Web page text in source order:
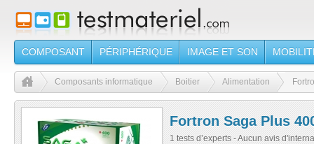
COMPOSANT PÉRIPHÉRIQUE IMAGE ET SON
Composants informatique Boitier Alimentation
Fortron Saga Plus
1 tests d’experts - Aucun avis